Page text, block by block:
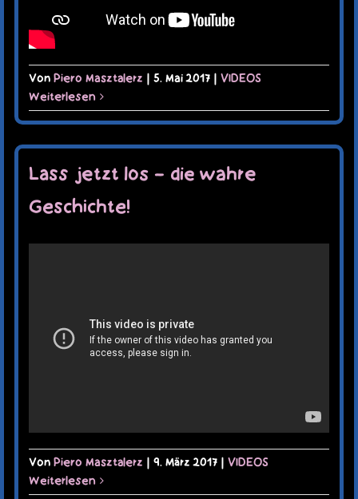
Von Piero Masztalerz | 5. Mai 2017 | VIDEOS
Weiterlesen
Lass jetzt los – die wahre
Geschichte!
Von Piero Masztalerz | 9. März 2017 | VIDEOS
Weiterlesen